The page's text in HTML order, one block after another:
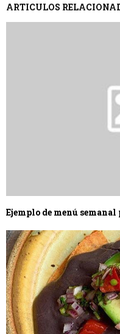
ARTICULOS
Ejemplo de menú semanal